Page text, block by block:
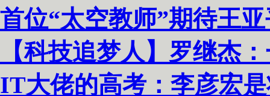
首位“太空教师”期待王
【科技追梦人】罗继杰
IT大佬的高考：李彦宏